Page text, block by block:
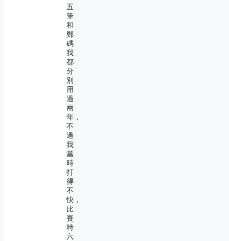
五
筆
和
鄭
碼
我
都
分
別
用
過
兩
年，
不
過
我
當
時
打
得
不
快，
比
賽
時
六